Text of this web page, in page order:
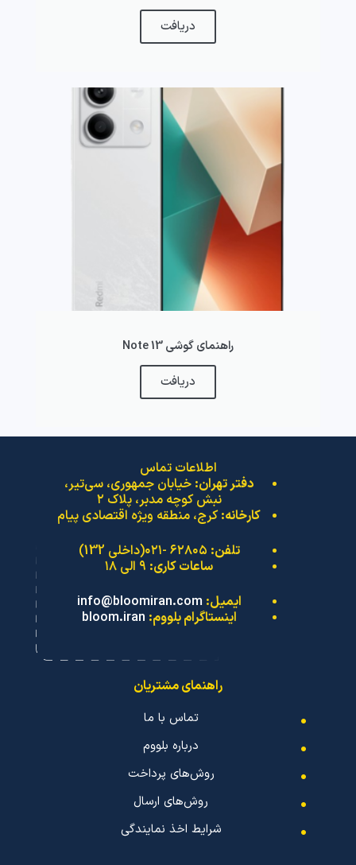
دریافت
راهنمای گوشی Note 13
دریافت
اطلاعات تماس
دفتر تهران: خیابان جمهوری، سی‌تیر،
نبش کوچه مدبر، پلاک ۲
کارخانه:کرج، منطقه ویژه اقتصادی پیام
تلفن:
ساعات کاری:
ایمیل: info@bloomiran.com
اینستاگرام بلووم: bloom.iran
راهنمای مشتریان
تماس با ما
درباره بلووم
روش‌های پرداخت
روش‌های ارسال
شرایط اخذ نمایندگی